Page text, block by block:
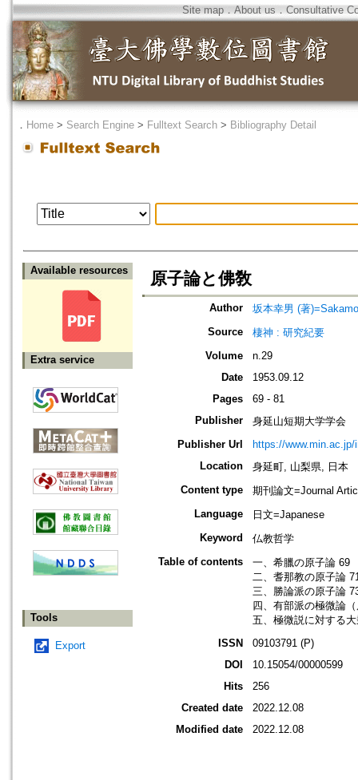
Site map．About us ． Consultative
． Home > Search Engine > Fulltext Search > Bibliography Detail
Available resources
Extra service
Tools
Export
原子論と佛敎
Author
坂本幸男 (著
Source
棲神 : 研究紀要
Volume
n.29
Date
1953.09.12
Pages
69 - 81
Publisher
身延山短期大学学会
Publisher Url
https://
Location
身延町, 山梨県, 日本
Content type
期刊論文=Journal
Language
日文=Japanese
Keyword
仏教哲学
Table of contents
一、希臘の原子論 69
二、耆那教の原子論
三、勝論派の原子論
四、有部派の極微論
五、極微説に対する
ISSN
09103791 (P)
DOI
10.15054/00000599
Hits
256
Created date
2022.12.08
Modified date
2022.12.08